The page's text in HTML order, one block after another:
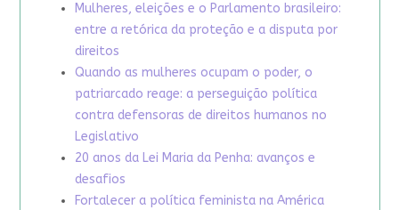
Mulheres, eleições e o Parlamento brasileiro:
entre a retórica da proteção e a disputa por
direitos
Quando as mulheres ocupam o poder, o
patriarcado reage: a perseguição política
contra defensoras de direitos humanos no
Legislativo
20 anos da Lei Maria da Penha: avanços e
desafios
Fortalecer a política feminista na América